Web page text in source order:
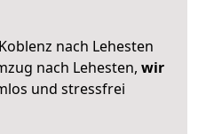
nach Lehesten
nach Lehesten, wir
und stressfrei